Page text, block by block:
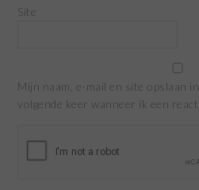
Site
Mijn naam, e-mail en site opslaan
volgende keer wanneer ik een